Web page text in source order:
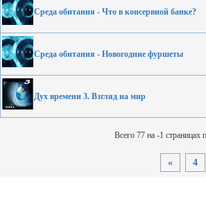
Среда обитания - Что в консервной банке?
Среда обитания - Новогодние фуршеты
Дух времени 3. Взгляд на мир
Всего 77 на -1 страницах
« 4